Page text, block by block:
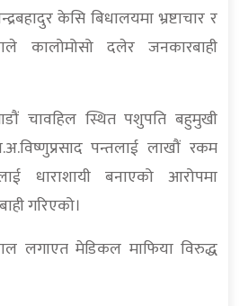
केसि बिधालयमा भ्रष्टाचार र
कालोमोसो दलेर जनकारबाही
चावहिल स्थित पशुपति बहुमुखी
पन्तलाई लाखौं रकम
धाराशायी बनाएको आरोपमा
गरिएको।
लगाएत मेडिकल माफिया विरुद्ध